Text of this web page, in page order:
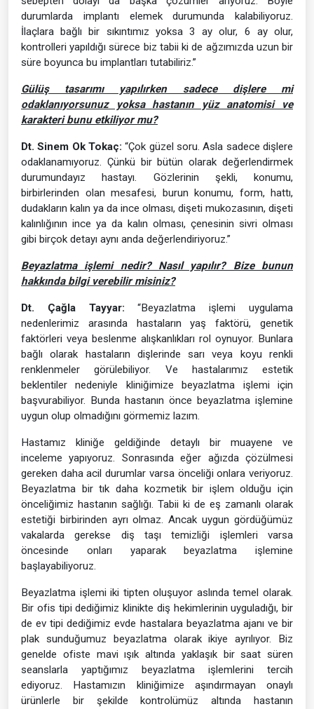
durumlarda implantı elemek durumunda kalabiliyoruz.
İlaçlara bağlı bir sıkıntımız yoksa 3 ay olur, 6 ay olur,
kontrolleri yapıldığı sürece biz tabii ki de ağzımızda uzun bir
süre boyunca bu implantları tutabiliriz.”
Gülüş tasarımı yapılırken sadece dişlere mi
odaklanıyorsunuz yoksa hastanın yüz anatomisi ve
karakteri bunu etkiliyor mu?
Dt. Sinem Ok Tokaç: “Çok güzel soru. Asla sadece dişlere
odaklanamıyoruz. Çünkü bir bütün olarak değerlendirmek
durumundayız hastayı. Gözlerinin şekli, konumu,
birbirlerinden olan mesafesi, burun konumu, form, hattı,
dudakların kalın ya da ince olması, dişeti mukozasının, dişeti
kalınlığının ince ya da kalın olması, çenesinin sivri olması
gibi birçok detayı aynı anda değerlendiriyoruz.”
Beyazlatma işlemi nedir? Nasıl yapılır? Bize bunun
hakkında bilgi verebilir misiniz?
Dt. Çağla Tayyar: “Beyazlatma işlemi uygulama
nedenlerimiz arasında hastaların yaş faktörü, genetik
faktörleri veya beslenme alışkanlıkları rol oynuyor. Bunlara
bağlı olarak hastaların dişlerinde sarı veya koyu renkli
renklenmeler görülebiliyor. Ve hastalarımız estetik
beklentiler nedeniyle kliniğimize beyazlatma işlemi için
başvurabiliyor. Bunda hastanın önce beyazlatma işlemine
uygun olup olmadığını görmemiz lazım.
Hastamız kliniğe geldiğinde detaylı bir muayene ve
inceleme yapıyoruz. Sonrasında eğer ağızda çözülmesi
gereken daha acil durumlar varsa önceliği onlara veriyoruz.
Beyazlatma bir tık daha kozmetik bir işlem olduğu için
önceliğimiz hastanın sağlığı. Tabii ki de eş zamanlı olarak
estetiği birbirinden ayrı olmaz. Ancak uygun gördüğümüz
vakalarda gerekse diş taşı temizliği işlemleri varsa
öncesinde onları yaparak beyazlatma işlemine
başlayabiliyoruz.
Beyazlatma işlemi iki tipten oluşuyor aslında temel olarak.
Bir ofis tipi dediğimiz klinikte diş hekimlerinin uyguladığı, bir
de ev tipi dediğimiz evde hastalara beyazlatma ajanı ve bir
plak sunduğumuz beyazlatma olarak ikiye ayrılıyor. Biz
genelde ofiste mavi ışık altında yaklaşık bir saat süren
seanslarla yaptığımız beyazlatma işlemlerini tercih
ediyoruz. Hastamızın kliniğimize aşındırmayan onaylı
ürünlerle bir şekilde kontrolümüz altında hastanın